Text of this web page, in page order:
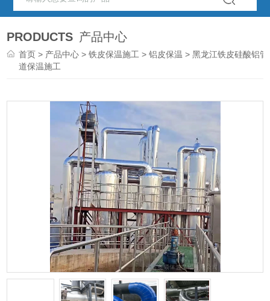
PRODUCTS 产品中心
首页 > 产品中心 >铁皮保温施工 >铝皮保温 > 黑龙江铁皮硅酸铝管
道保温施工